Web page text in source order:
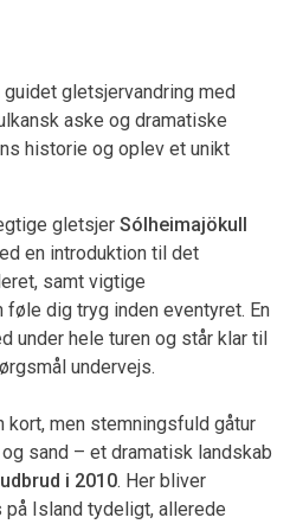
gletsjervandring med
aske og dramatiske
historie og oplev et unikt
gletsjer Sólheimajökull
en introduktion til det
samt vigtige
føle dig tryg inden eventyret. En
under hele turen og står klar til
undervejs.
kort, men stemningsfuld gåtur
sand – et dramatisk landskab
i 2010. Her bliver
Island tydeligt, allerede